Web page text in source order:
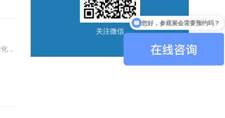
，
关注微信
您好，展会开展时间及地点？